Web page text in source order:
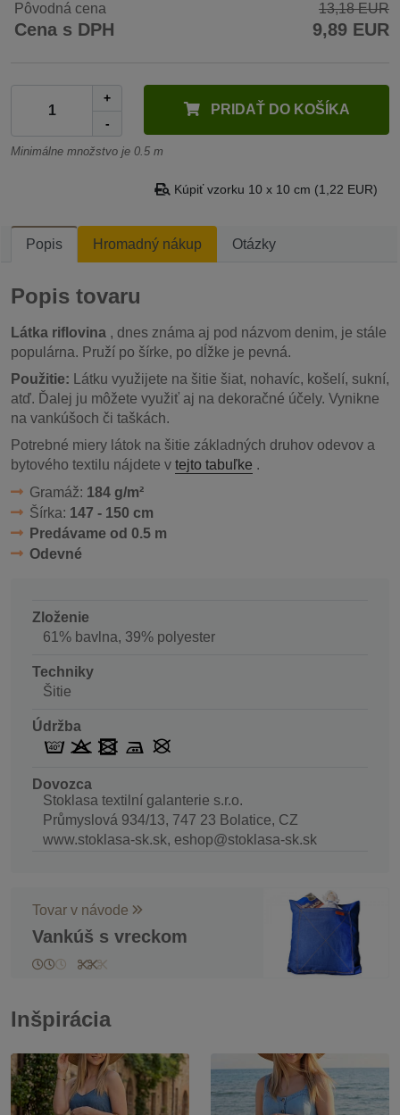
Pôvodná cena 13,18 EUR
Cena s DPH 9,89 EUR
+
-
PRIDAŤ DO KOŠÍKA
Minimálne množstvo je 0.5 m
Kúpiť vzorku 10 x 10 cm (1,22 EUR)
Popis Hromadný nákup Otázky
Popis tovaru
Látka riflovina , dnes známa aj pod názvom denim, je stále
populárna. Pruží po šírke, po dĺžke je pevná.
Použitie: Látku využijete na šitie šiat, nohavíc, košelí, sukní,
atď. Ďalej ju môžete využiť aj na dekoračné účely. Vynikne
na vankúšoch či taškách.
Potrebné miery látok na šitie základných druhov odevov a
bytového textilu nájdete v tejto tabuľke .
Gramáž: 184 g/m²
Šírka: 147 - 150 cm
Predávame od 0.5 m
Odevné
Zloženie
61% bavlna, 39% polyester
Techniky
Šitie
Údržba
Dovozca
Stoklasa textilní galanterie s.r.o.
Průmyslová 934/13, 747 23 Bolatice, CZ
www.stoklasa-sk.sk, eshop@stoklasa-sk.sk
Tovar v návode
Vankúš s vreckom
Inšpirácia